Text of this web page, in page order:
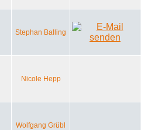
Stephan Balling
Nicole Hepp
Wolfgang Grübl